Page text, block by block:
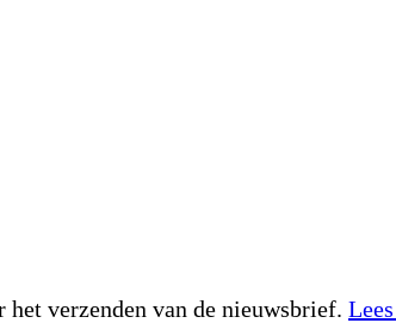
verzenden van de nieuwsbrief.